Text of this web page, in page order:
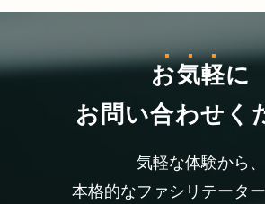
お気軽に
お問い合わせく
気軽な体験から、
本格的なファシリテータ